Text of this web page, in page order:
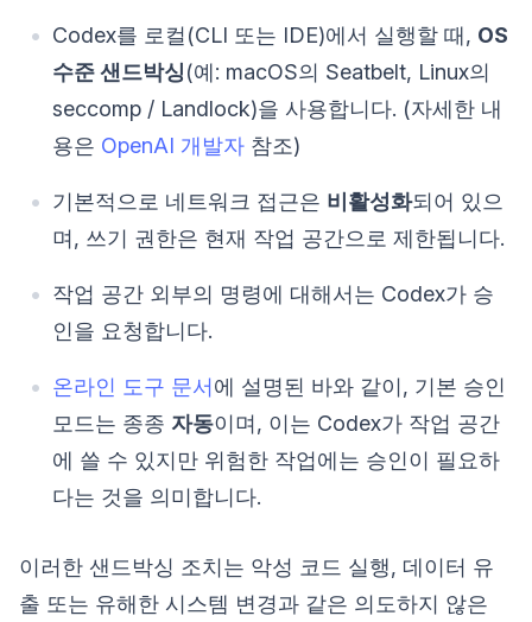
Codex를 로컬(CLI 또는 IDE)에서 실행할 때, OS
수준 샌드박싱(예: macOS의 Seatbelt, Linux의
seccomp / Landlock)을 사용합니다. (자세한 내
용은 OpenAI 개발자 참조)
기본적으로 네트워크 접근은 비활성화되어 있으
며, 쓰기 권한은 현재 작업 공간으로 제한됩니다.
작업 공간 외부의 명령에 대해서는 Codex가 승
인을 요청합니다.
온라인 도구 문서에 설명된 바와 같이, 기본 승인
모드는 종종 자동이며, 이는 Codex가 작업 공간
에 쓸 수 있지만 위험한 작업에는 승인이 필요하
다는 것을 의미합니다.
이러한 샌드박싱 조치는 악성 코드 실행, 데이터 유
출 또는 유해한 시스템 변경과 같은 의도하지 않은